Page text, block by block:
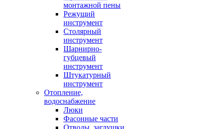
монтажной пены
Режущий
инструмент
Столярный
инструмент
Шарнирно-
губцевый
инструмент
Штукатурный
инструмент
Отопление,
водоснабжение
Люки
Фасонные части
Отводы, заглушки,